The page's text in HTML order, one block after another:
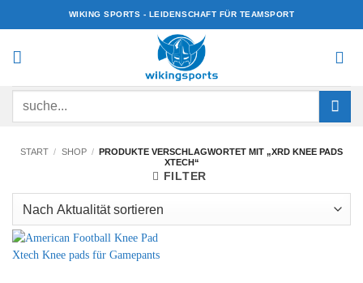
WIKING SPORTS - LEIDENSCHAFT FÜR TEAMSPORT
Suchen
START / SHOP / PRODUKTE VERSCHLAGWORTET MIT „XRD KNEE PADS
XTECH“
FILTER